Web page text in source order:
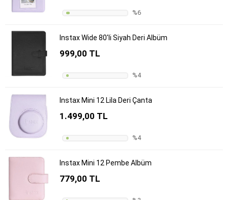
%6
Instax Wide 80'li Siyah Deri Albüm
999,00 TL
%4
Instax Mini 12 Lila Deri Çanta
1.499,00 TL
%4
Instax Mini 12 Pembe Albüm
779,00 TL